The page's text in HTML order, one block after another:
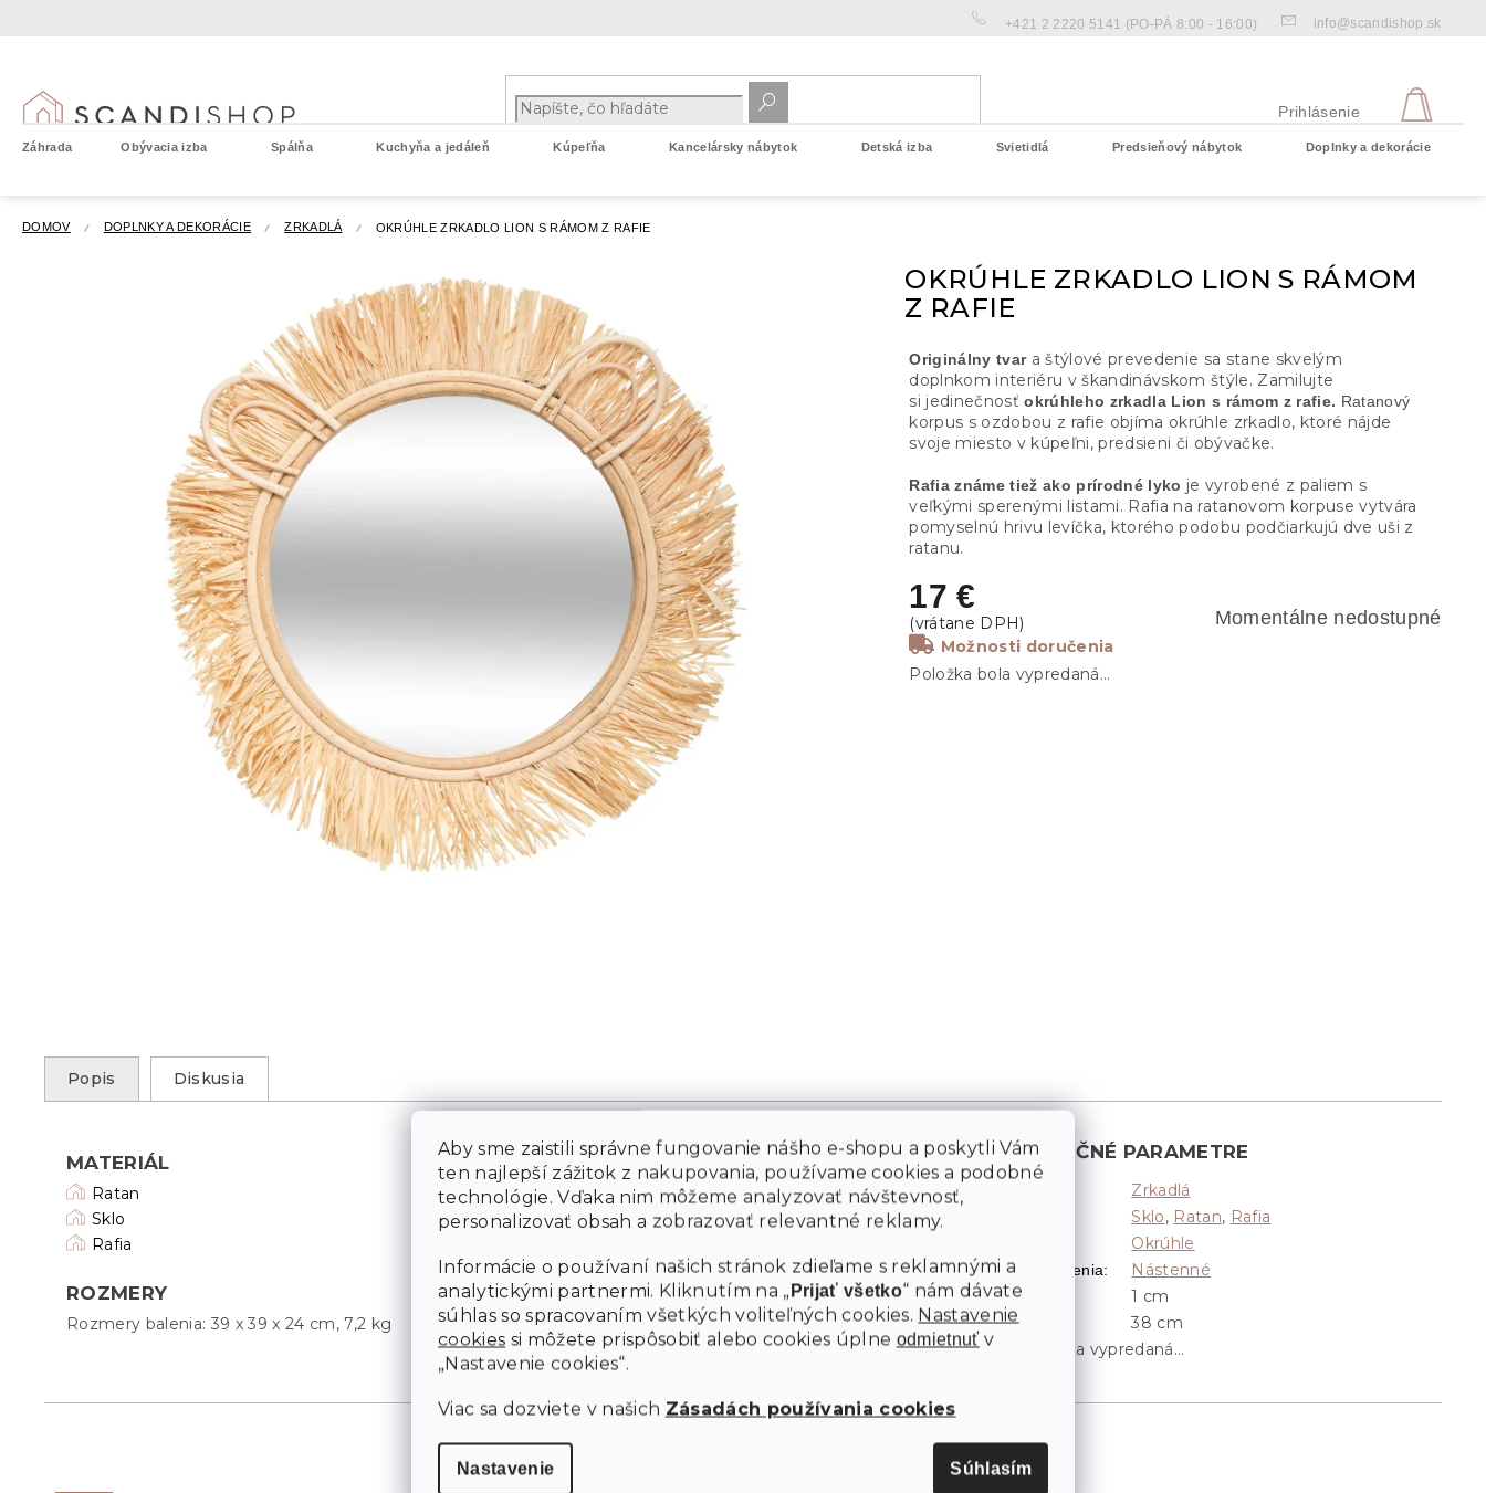
Aby sme zaistili správne fungovanie nášho e-shopu a poskytli Vám
ten najlepší zážitok z nakupovania, používame cookies a podobné
technológie. Vďaka nim môžeme analyzovať návštevnosť,
personalizovať obsah a zobrazovať relevantné reklamy.
Informácie o používaní našich stránok zdieľame s reklamnými a
analytickými partnermi. Kliknutím na „Prijať všetko“ nám dávate
súhlas so spracovaním všetkých voliteľných cookies. Nastavenie
cookies si môžete prispôsobiť alebo cookies úplne odmietnuť v
„Nastavenie cookies“.
Viac sa dozviete v našich Zásadách používania cookies
Nastavenie Súhlasím
+421 2 2220 5141 (PO-PÁ 8:00 - 16:00) info@scandishop.sk
Prihlásenie
Záhrada Obývacia izba Spálňa Kuchyňa a jedáleň Kúpeľňa Kancelársky nábytok Detská izba Svietidlá Predsieňový nábytok Doplnky a dekorácie
DOMOV DOPLNKY A DEKORÁCIE ZRKADLÁ OKRÚHLE ZRKADLO LION S RÁMOM Z RAFIE
OKRÚHLE ZRKADLO LION S RÁMOM
Z RAFIE
17 €
Momentálne nedostupné
Možnosti doručenia
Položka bola vypredaná…
Originálny tvara štýlové prevedenie sa stane skvelým
doplnkom interiéru v škandinávskom štýle. Zamilujte
si jedinečnosťokrúhleho zrkadla Lion s rámom z rafie. Ratanový
korpus s ozdobou z rafie objíma okrúhle zrkadlo, ktoré nájde
svoje miesto v kúpeľni, predsieni či obývačke.
Rafia známe tiež ako prírodné lyko je vyrobené z paliem s
veľkými sperenými listami. Rafia na ratanovom korpuse vytvára
pomyselnú hrivu levíčka, ktorého podobu podčiarkujú dve uši z
ratanu.
Popis Diskusia
MATERIÁL
Ratan
Sklo
Rafia
ROZMERY
Rozmery balenia: 39 x 39 x 24 cm, 7,2 kg
DODATOČNÉ PARAMETRE
Zrkadlá
Sklo, Ratan, Rafia
Okrúhle
Typ umiestnenia: Nástenné
Hĺbka 1 cm
Priemer
38 cm
Položka bola vypredaná…